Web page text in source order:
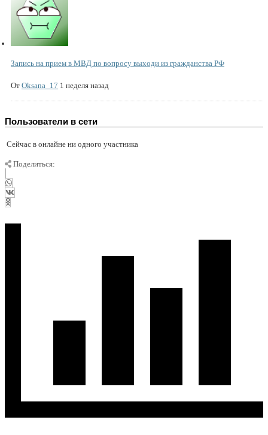
Запись на прием в МВД по вопросу выходи из гражданства РФ
От Oksana_17 1 неделя назад
Пользователи в сети
Сейчас в онлайне ни одного участника
Поделиться: